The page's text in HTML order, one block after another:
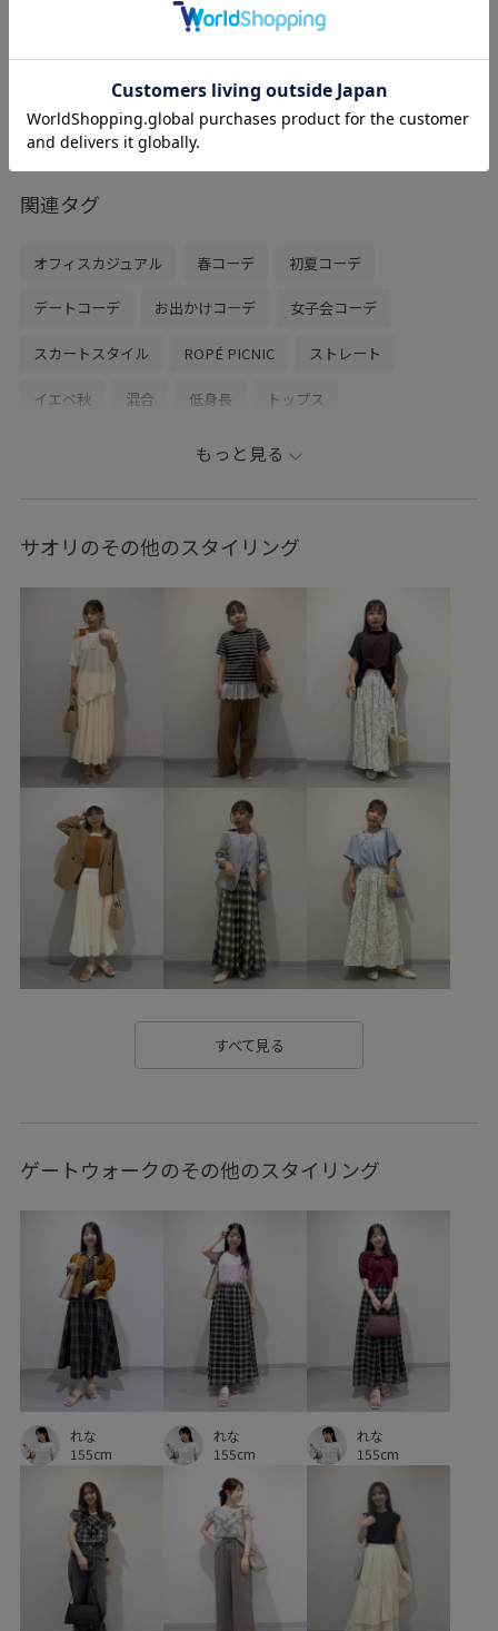
レビュー
長財布が収まる横幅で、マチもしっかりあ
るので普段使いしやすいサイズ感です。
ショルダーにもなるので、旅行にもおすす
関連タグ
オフィスカジュアル 春コーデ 初夏コーデ
デートコーデ お出かけコーデ 女子会コーデ
スカートスタイル ROPÉ PICNIC ストレート
イエベ秋 混合 低身長 トップス
スカート
GIA15120 GIX16050
25ssworklook5 26SSlightouter_7 26SSRPボトム
2WAYで使える oshigoto10look_wed pic0627
RP25SS RP25ssgoods
RP26SS RP26SS_goods RP_ceremony Tシャツ
お出かけ用 きれいめ
さらっとした着心地 しっかりカバー なめらか
ウエストがゴム カジュアル
クーポン対象商品 コットン サステナブル
シアー シアー感 シャツ ショルダーバッグ
シンプルなニット ジャケット
スクエアトゥ スッキリ ストラップ
ニット パンツ フォーマル フォーマルシーン
フレアスカート ブラウス ブルゾン
プレーティング ボリューム感 ポリエステル
リサイクル リラックス感 ワンピース
伸縮性 合わせやすい 定番 履きやすい 幅広
後ろがゴム 秋冬 穿き心地が良い
華やか 薄手 軽くて柔らかい
長財布
もっと見る
サオリのその他のスタイリング
すべて見る
ゲートウォークのその他のスタイリング
れな
155cm
れな
155cm
れな
155cm